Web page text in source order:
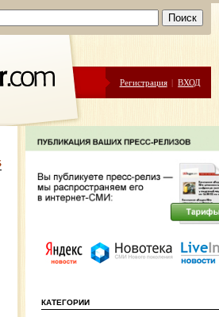
Регистрация | ВХОД
КАТЕГОРИИ